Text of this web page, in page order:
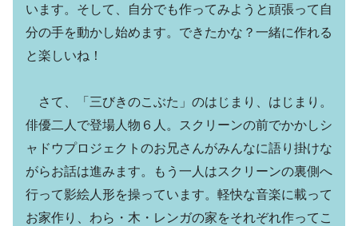
います。そして、自分でも作ってみようと頑張って自
分の手を動かし始めます。できたかな？一緒に作れる
と楽しいね！
さて、「三びきのこぶた」のはじまり、はじまり。
俳優二人で登場人物６人。スクリーンの前でかかしシ
ャドウプロジェクトのお兄さんがみんなに語り掛けな
がらお話は進みます。もう一人はスクリーンの裏側へ
行って影絵人形を操っています。軽快な音楽に載って
お家作り、わら・木・レンガの家をそれぞれ作ってこ